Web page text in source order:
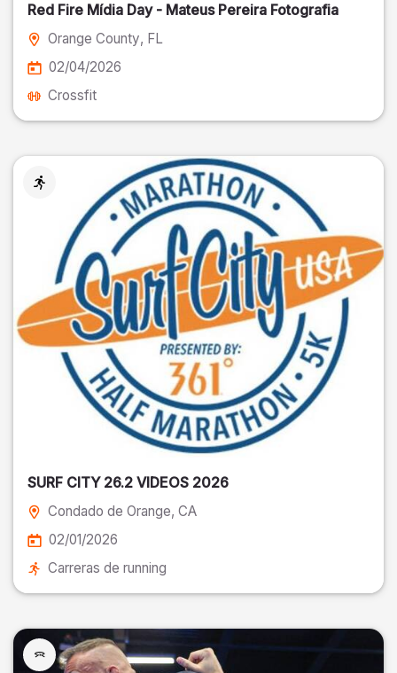
Red Fire Mídia Day - Mateus Pereira Fotografia
Orange County, FL
02/04/2026
Crossfit
SURF CITY 26.2 VIDEOS 2026
Condado de Orange, CA
02/01/2026
Carreras de running